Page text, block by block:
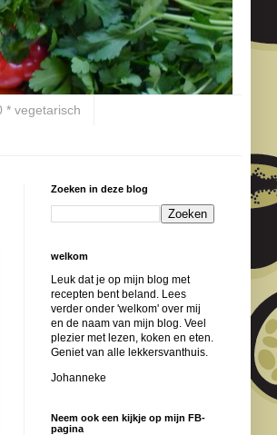
* vegetarisch
Zoeken in deze blog
welkom
Leuk dat je op mijn blog met
recepten bent beland. Lees
verder onder 'welkom' over mij
en de naam van mijn blog. Veel
plezier met lezen, koken en eten.
Geniet van alle lekkersvanthuis.
Johanneke
Neem ook een kijkje op mijn FB-
pagina